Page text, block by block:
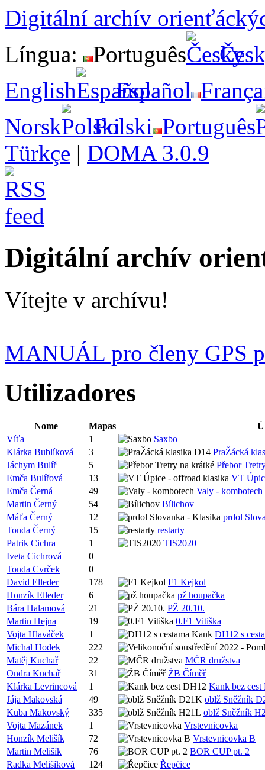
Digitální archív
Língua:
Português
English
Español
Norsk
Polski Português
Türkçe | DOMA 3.0.9
Digitální archív
Vítejte v archívu!
MANUÁL pro členy GPS
Utilizadores
Nome Mapas
Víťa
1
Saxbo
Klárka Bublíková
3
PraŽácká
Jáchym Bulíř
5
Přebor
Emča Bulířová
13
VT
Emča Černá
49
Valy - kombotech
Martin Černý
54
Bílichov
Máťa Černý
12
prdol
Tonda Černý
15
restarty
Patrik Cichra
1
TIS2020
Iveta Cichrová
0
Tonda Cvrček
0
David Elleder
178
F1 Kejkol
Honzík Elleder
6
pž houpačka
Bára Halamová
21
PŽ 20.10.
Martin Hejna
19
0.F1 Vitiška
Vojta Hlaváček
1
DH12 s
Michal Hodek
222
Matěj Kuchař
22
MČR družstva
Ondra Kuchař
31
ŽB Číměř
Klárka Levrincová
1
Kank bez
Jája Makovská
49
oblž Sněžník
Kuba Makovský
335
oblž Sněžník
Vojta Mazánek
1
Vrstevnicovka
Honzík Melišík
72
Vrstevnicovka B
Martin Melišík
76
BOR CUP pt. 2
Radka Melišíková
124
Řepčice